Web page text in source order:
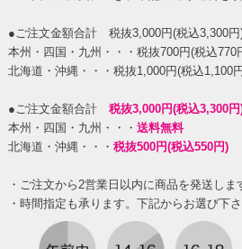
●ご注文金額合計 税抜3,000円(税込3,300円
本州・四国・九州・・・税抜700円(税込770
北海道・沖縄・・・税抜1,000円(税込1,100
●ご注文金額合計 税抜3,000円(税込3,300
本州・四国・九州・・・ 送料無料
北海道・沖縄・・・ 税抜500円(税込550円)
・ご注文から2営業日以内に商品を発送しま
・時間指定も承ります。下記からお選び下さ